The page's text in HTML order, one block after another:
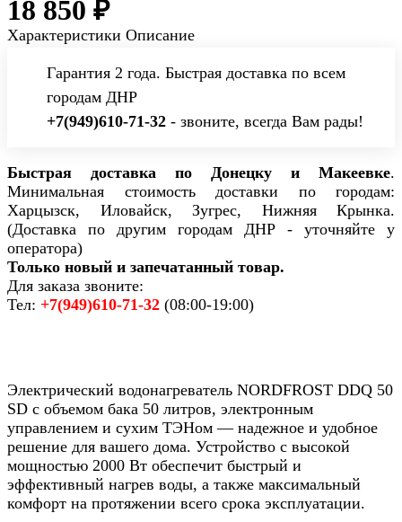
18 850 ₽
Характеристики Описание
Гарантия 2 года. Быстрая доставка по всем
городам ДНР
+7(949)610-71-32 - звоните, всегда Вам рады!
Быстрая доставка по Донецку и Макеевке.
Минимальная стоимость доставки по городам:
Харцызск, Иловайск, Зугрес, Нижняя Крынка.
(Доставка по другим городам ДНР - уточняйте у
оператора)
Только новый и запечатанный товар.
Для заказа звоните:
Тел: +7(949)610-71-32 (08:00-19:00)
Электрический водонагреватель NORDFROST DDQ 50
SD с объемом бака 50 литров, электронным
управлением и сухим ТЭНом — надежное и удобное
решение для вашего дома. Устройство с высокой
мощностью 2000 Вт обеспечит быстрый и
эффективный нагрев воды, а также максимальный
комфорт на протяжении всего срока эксплуатации.